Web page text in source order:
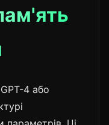
4 або